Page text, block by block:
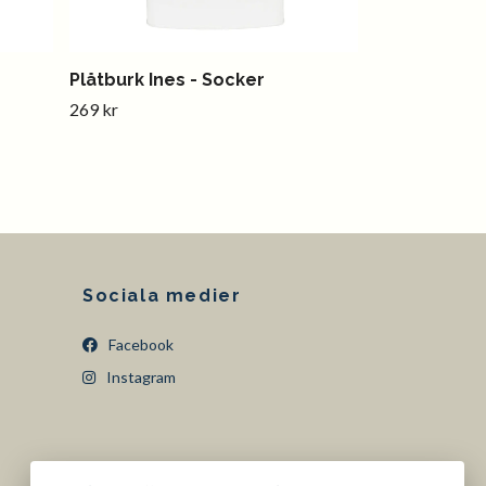
Plåtburk Ines - Socker
269 kr
Sociala medier
Facebook
Instagram